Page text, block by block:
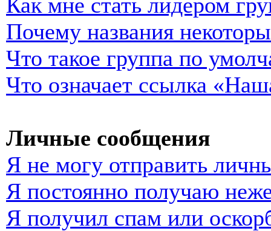
Почему названия
Что такое группа по
Что означает ссылка
Личные сообщения
Я не могу отправить
Я постоянно получаю
Я получил спам или